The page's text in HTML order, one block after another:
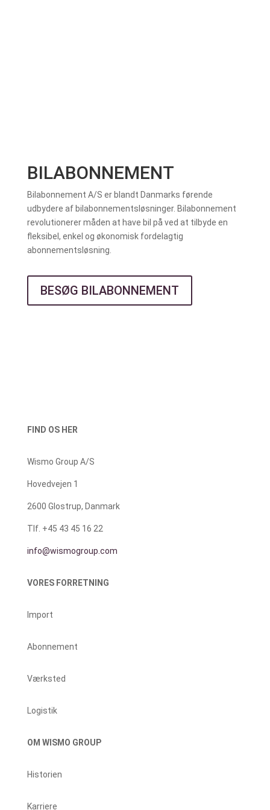
BILABONNEMENT
Bilabonnement A/S er blandt Danmarks førende
udbydere af bilabonnementsløsninger. Bilabonnement
revolutionerer måden at have bil på ved at tilbyde en
fleksibel, enkel og økonomisk fordelagtig
abonnementsløsning.
BESØG BILABONNEMENT
FIND OS HER
Wismo Group A/S
Hovedvejen 1
2600 Glostrup, Danmark
Tlf. +45 43 45 16 22
info@wismogroup.com
VORES FORRETNING
Import
Abonnement
Værksted
Logistik
OM WISMO GROUP
Historien
Karriere